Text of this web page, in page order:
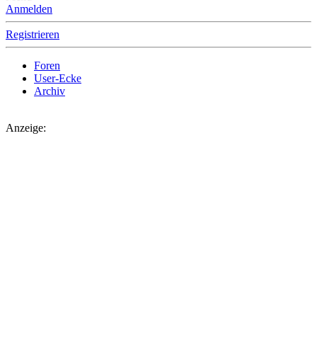
Anmelden
Registrieren
Foren
User-Ecke
Archiv
Anzeige: